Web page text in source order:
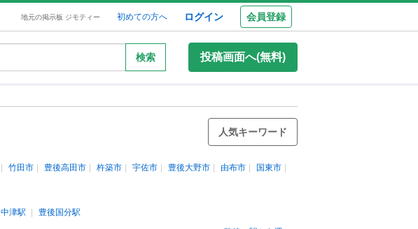
地元の掲示板 ジモティー 初めての方へ ログイン 会員登録
検索 投稿画面へ(無料)
人気キーワード
竹田市 豊後高田市 杵築市 宇佐市 豊後大野市 由布市
国東市
中津駅
豊後国分駅